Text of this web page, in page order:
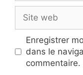
web
Enregistrer
dans le
commentaire.